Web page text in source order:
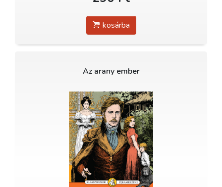
kosárba
Az arany ember